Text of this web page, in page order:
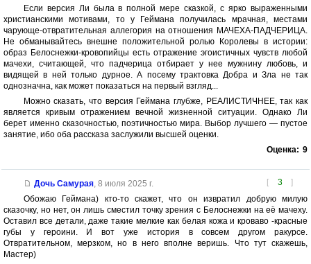
Если версия Ли была в полной мере сказкой, с ярко выраженными
христианскими мотивами, то у Геймана получилась мрачная, местами
чарующе-отвратительная аллегория на отношения МАЧЕХА-ПАДЧЕРИЦА.
Не обманывайтесь внешне положительной ролью Королевы в истории:
образ Белоснежки-кровопийцы есть отражение эгоистичных чувств любой
мачехи, считающей, что падчерица отбирает у нее мужнину любовь, и
видящей в ней только дурное. А посему трактовка Добра и Зла не так
однозначна, как может показаться на первый взгляд...
Можно сказать, что версия Геймана глубже, РЕАЛИСТИЧНЕЕ, так как
является кривым отражением вечной жизненной ситуации. Однако Ли
берет именно сказочностью, поэтичностью мира. Выбор лучшего — пустое
занятие, ибо оба рассказа заслужили высшей оценки.
Оценка: 9
[ 3 ]
Дочь Самурая, 8 июля 2025 г.
Обожаю Геймана) кто-то скажет, что он извратил добрую милую
сказочку, но нет, он лишь сместил точку зрения с Белоснежки на её мачеху.
Оставил все детали, даже такие мелкие как белая кожа и кроваво -красные
губы у героини. И вот уже история в совсем другом ракурсе.
Отвратительном, мерзком, но в него вполне веришь. Что тут скажешь,
Мастер)